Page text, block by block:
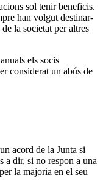
sol tenir beneficis.
han volgut destinar-
la societat per altres
els socis
considerat un abús de
acord de la Junta si
a dir, si no respon a una
la majoria en el seu